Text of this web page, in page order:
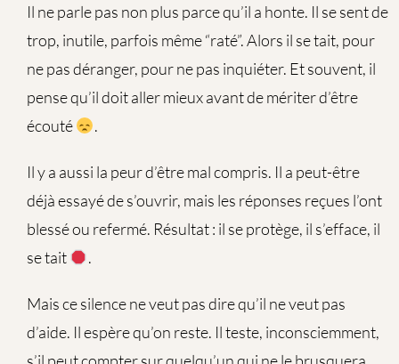
Il ne parle pas non plus parce qu’il a honte. Il se sent de
trop, inutile, parfois même “raté”. Alors il se tait, pour
ne pas déranger, pour ne pas inquiéter. Et souvent, il
pense qu’il doit aller mieux avant de mériter d’être
écouté
.
Il y a aussi la peur d’être mal compris. Il a peut-être
déjà essayé de s’ouvrir, mais les réponses reçues l’ont
blessé ou refermé. Résultat : il se protège, il s’efface, il
se tait
.
Mais ce silence ne veut pas dire qu’il ne veut pas
d’aide. Il espère qu’on reste. Il teste, inconsciemment,